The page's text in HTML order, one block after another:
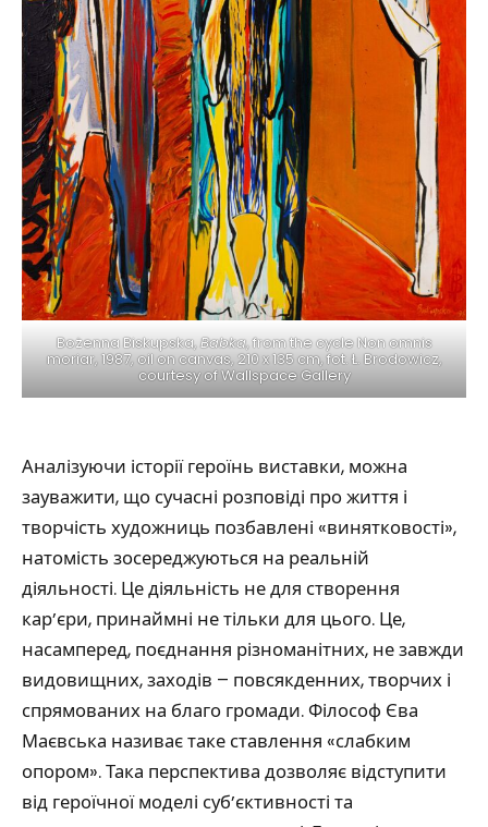
Bożenna Biskupska,Babka, from the cycle Non omnis
moriar, 1987, oil on canvas, 210 x 135 cm, fot. Ł. Brodowicz,
courtesy of Wallspace Gallery
Аналізуючи історії героїнь виставки, можна
зауважити, що сучасні розповіді про життя і
творчість художниць позбавлені «винятковості»,
натомість зосереджуються на реальній
діяльності. Це діяльність не для створення
кар’єри, принаймні не тільки для цього. Це,
насамперед, поєднання різноманітних, не завжди
видовищних, заходів – повсякденних, творчих і
спрямованих на благо громади. Філософ Єва
Маєвська називає таке ставлення «слабким
опором». Така перспектива дозволяє відступити
від героїчної моделі суб’єктивності та